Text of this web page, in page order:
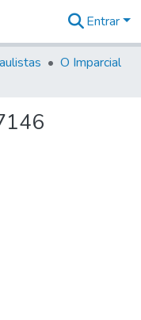
Entrar
O Imparcial